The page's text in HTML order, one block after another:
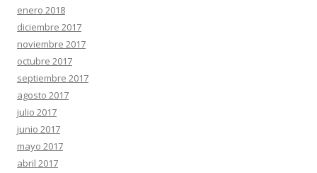
enero 2018
diciembre 2017
noviembre 2017
octubre 2017
septiembre 2017
agosto 2017
julio 2017
junio 2017
mayo 2017
abril 2017